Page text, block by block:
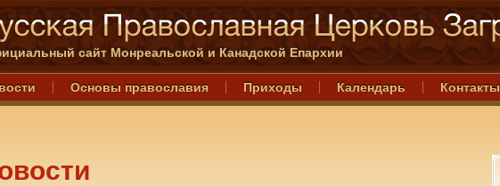
сайт Монреальской и Канадской Епархии
Основы православия Приходы Календарь Контакты